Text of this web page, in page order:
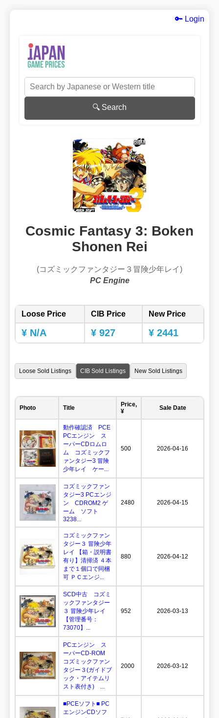
🔑 Login
🔍 Search
Cosmic Fantasy 3: Boken
Shonen Rei
(コズミックファンタジー３冒険少年レイ)
PC Engine
Loose Price CIB Price New Price
¥ N/A ¥ 927 ¥ 2441
Loose Sold Listings CIB Sold Listings New Sold Listings
Photo Title
Price,
¥
Sale Date
動作確認済 PCE
PCエンジン ス
ーパーCDロムロ
ム コズミックフ
ァンタジー3 冒険
少年レイ ケー...
500 2026-04-16
コズミックファン
タジー3 PCエンジ
ン CDROM2 ゲ
ーム ソフト
3238...
2480 2026-04-15
コズミックファン
タジー３ 冒険少年
レイ 【箱・説明書
有り】清掃済 ４本
まで１個口で同梱
可 ＰＣエンジ...
880 2026-04-12
SCD中古 コズミ
ックファンタジー
３ 冒険少年レイ
【管理番号：
73070】...
952 2026-03-13
PCエンジン ス
ーパーCD-ROM
コズミックファン
タジー３(ガイドブ
ック・アイテムリ
スト表付き) ...
2000 2026-03-12
■PCEソフト■ PC
エンジンCDソフ